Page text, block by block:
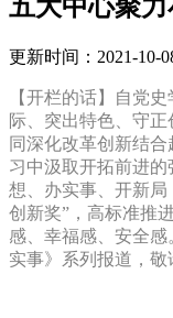
五大中心聚
更新时间：2021-10-
【开栏的话】自党
际、突出特色、守正
同深化改革创新结
习中汲取开拓前进
想、办实事、开新局
创新奖”，高标准推
感、幸福感、安全
实事》系列报道，敬